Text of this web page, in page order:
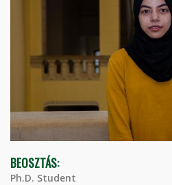
BEOSZTÁS:
Ph.D. Student